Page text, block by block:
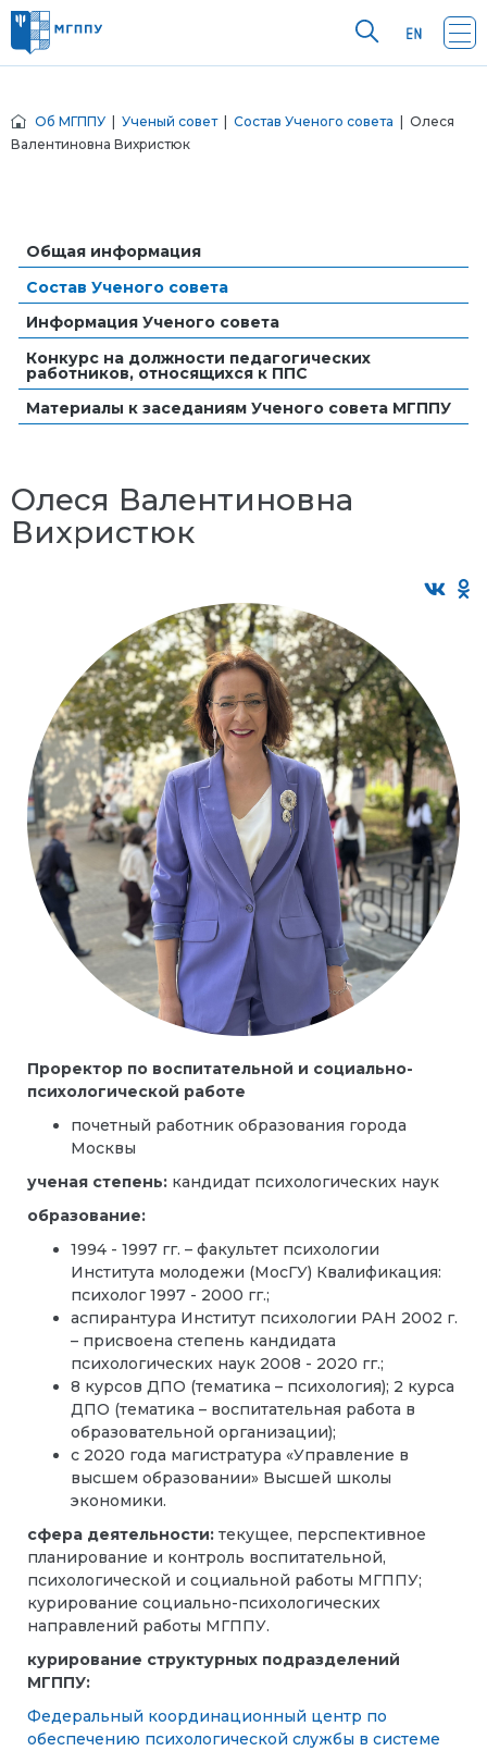
Об МГППУ Ученый совет| Состав Ученого совета | Олеся
Валентиновна Вихристюк
Общая информация
Состав Ученого совета
Информация Ученого совета
Конкурс на должности педагогических
работников, относящихся к ППС
Материалы к заседаниям Ученого совета МГППУ
Олеся Валентиновна
Вихристюк
Проректор по воспитательной и социально-
психологической работе
почетный работник образования города
Москвы
ученая степень: кандидат психологических наук
образование:
1994 - 1997 гг. – факультет психологии
Института молодежи (МосГУ) Квалификация:
психолог 1997 - 2000 гг.;
аспирантура Институт психологии РАН 2002 г.
– присвоена степень кандидата
психологических наук 2008 - 2020 гг.;
8 курсов ДПО (тематика – психология); 2 курса
ДПО (тематика – воспитательная работа в
образовательной организации);
с 2020 года магистратура «Управление в
высшем образовании» Высшей школы
экономики.
сфера деятельности: текущее, перспективное
планирование и контроль воспитательной,
психологической и социальной работы МГППУ;
курирование социально-психологических
направлений работы МГППУ.
курирование структурных подразделений
МГППУ:
Федеральный координационный центр по
обеспечению психологической службы в системе